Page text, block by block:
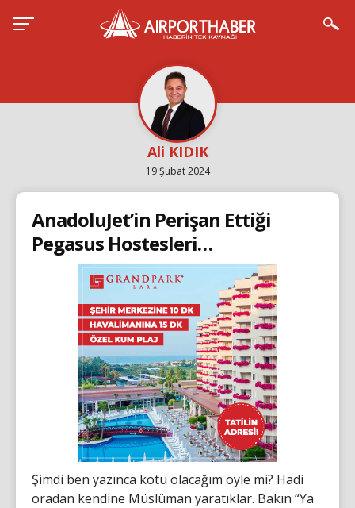
Ali KIDIK
19 Şubat 2024
AnadoluJet’in Perişan Ettiği
Pegasus Hostesleri…
Şimdi ben yazınca kötü olacağım öyle mi? Hadi
oradan kendine Müslüman yaratıklar. Bakın “Ya